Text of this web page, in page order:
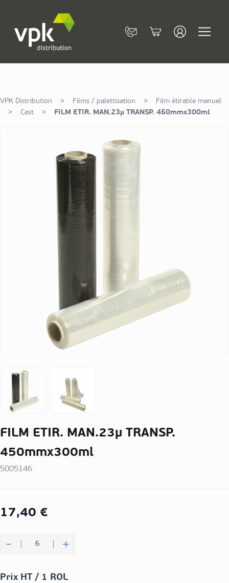
ContactCart
VPK Distribution > Films / palettisation >
Film étirable manuel
>
Cast > FILM ETIR. MAN.23µ TRANSP. 450mmx300ml
FILM ETIR. MAN.23µ TRANSP.
450mmx300ml
5005146
17,40 €
Quantité
Prix HT / 1 ROL